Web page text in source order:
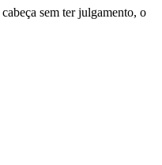
sem ter julgamento, o